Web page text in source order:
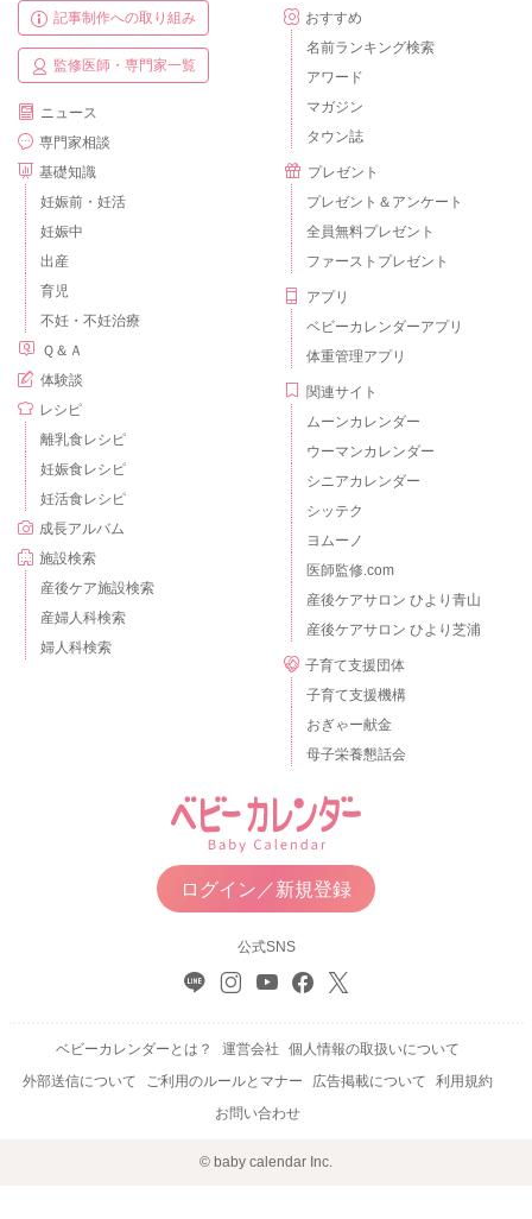
記事制作への取り組み
監修医師・専門家一覧
ニュース
専門家相談
基礎知識
妊娠前・妊活
妊娠中
出産
育児
不妊・不妊治療
Ｑ＆Ａ
体験談
レシピ
離乳食レシピ
妊娠食レシピ
妊活食レシピ
成長アルバム
施設検索
産後ケア施設検索
産婦人科検索
婦人科検索
おすすめ
名前ランキング検索
アワード
マガジン
タウン誌
プレゼント
プレゼント＆アンケート
全員無料プレゼント
ファーストプレゼント
アプリ
ベビーカレンダーアプリ
体重管理アプリ
関連サイト
ムーンカレンダー
ウーマンカレンダー
シニアカレンダー
シッテク
ヨムーノ
医師監修.com
産後ケアサロン ひより青山
産後ケアサロン ひより芝浦
子育て支援団体
子育て支援機構
おぎゃー献金
母子栄養懇話会
ログイン／新規登録
公式SNS
ベビーカレンダーとは？ 運営会社
個人情報の取扱いについて
外部送信について
ご利用のルールとマナー 広告掲載について
利用規約
お問い合わせ
© baby calendar Inc.